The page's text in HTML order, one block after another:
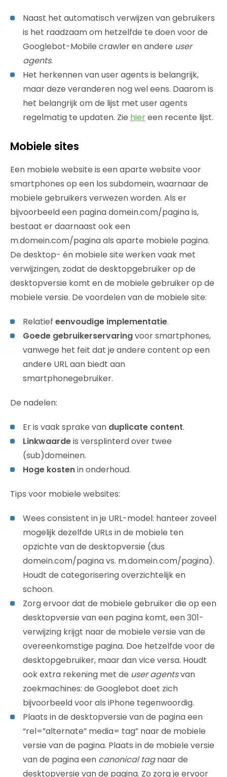
Naast het automatisch verwijzen van gebruikers
is het raadzaam om hetzelfde te doen voor de
Googlebot-Mobile crawler en andere user
agents.
Het herkennen van user agents is belangrijk,
maar deze veranderen nog wel eens. Daarom is
het belangrijk om de lijst met user agents
regelmatig te updaten. Zie hiereen recente lijst.
Mobiele sites
Een mobiele website is een aparte website voor
smartphones op een los subdomein, waarnaar de
mobiele gebruikers verwezen worden. Als er
bijvoorbeeld een pagina domein.com/pagina is,
bestaat er daarnaast ook een
m.domein.com/pagina als aparte mobiele pagina.
De desktop- én mobiele site werken vaak met
verwijzingen, zodat de desktopgebruiker op de
desktopversie komt en de mobiele gebruiker op de
mobiele versie. De voordelen van de mobiele site:
Relatief eenvoudige implementatie.
Goede gebruikerservaringvoor smartphones,
vanwege het feit dat je andere content op een
andere URL aan biedt aan
smartphonegebruiker.
De nadelen:
Er is vaak sprake van duplicate content.
Linkwaardeis versplinterd over twee
(sub)domeinen.
Hoge kostenin onderhoud.
Tips voor mobiele websites:
Wees consistent in je URL-model: hanteer zoveel
mogelijk dezelfde URLs in de mobiele ten
opzichte van de desktopversie (dus
domein.com/pagina vs. m.domein.com/pagina).
Houdt de categorisering overzichtelijk en
schoon.
Zorg ervoor dat de mobiele gebruiker die op een
desktopversie van een pagina komt, een 301-
verwijzing krijgt naar de mobiele versie van de
overeenkomstige pagina. Doe hetzelfde voor de
desktopgebruiker, maar dan vice versa. Houdt
ook extra rekening met de user agentsvan
zoekmachines: de Googlebot doet zich
bijvoorbeeld voor als iPhone tegenwoordig.
Plaats in de desktopversie van de pagina een
“rel=”alternate” media= tag” naar de mobiele
versie van de pagina. Plaats in de mobiele versie
van de pagina een canonical tagnaar de
desktopversie van de pagina. Zo zorg je ervoor